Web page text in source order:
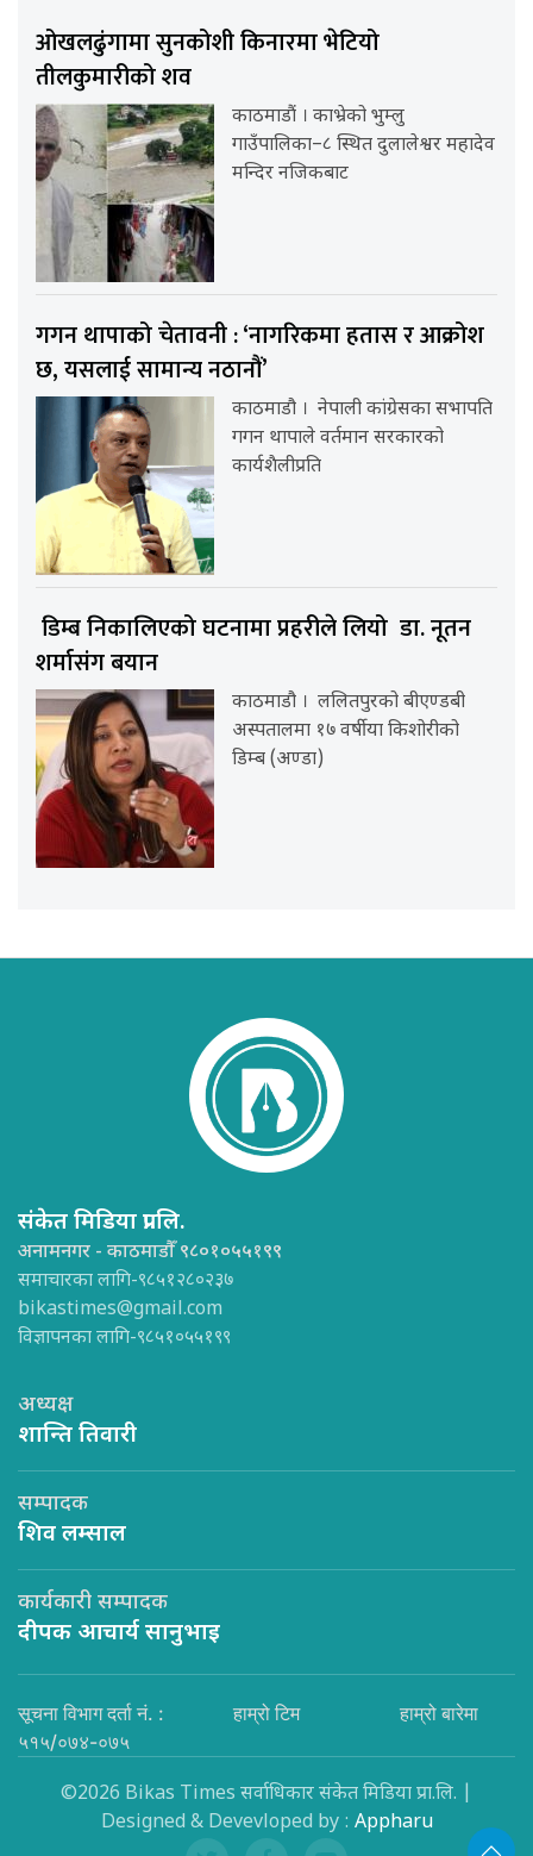
ओखलढुंगामा सुनकोशी किनारमा भेटियो
तीलकुमारीको शव
काठमाडौं । काभ्रेको भुम्लु
गाउँपालिका–८ स्थित दुलालेश्वर महादेव
मन्दिर नजिकबाट
गगन थापाको चेतावनी : ‘नागरिकमा हतास र आक्रोश
छ, यसलाई सामान्य नठानौं’
काठमाडौ । नेपाली कांग्रेसका सभापति
गगन थापाले वर्तमान सरकारको
कार्यशैलीप्रति
डिम्ब निकालिएको घटनामा प्रहरीले लियो डा. नूतन
शर्मासंग बयान
काठमाडौ । ललितपुरको बीएण्डबी
अस्पतालमा १७ वर्षीया किशोरीको
डिम्ब (अण्डा)
संकेत मिडिया प्रा.लि.
अनामनगर - काठमाडौँ ९८०१०५५१९९
समाचारका लागि-९८५१२८०२३७
bikastimes@gmail.com
विज्ञापनका लागि-९८५१०५५१९९
अध्यक्ष
शान्ति तिवारी
सम्पादक
शिव लम्साल
कार्यकारी सम्पादक
दीपक आचार्य सानुभाइ
सूचना विभाग दर्ता नं. :
५१५/०७४-०७५
हाम्रो टिम हाम्रो बारेमा
©2026 Bikas Times सर्वाधिकार संकेत मिडिया प्रा.लि. |
Designed & Devevloped by : Appharu